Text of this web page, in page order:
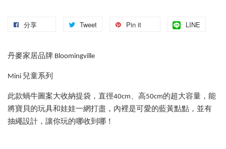
分享 Tweet Pin it LINE
丹麥家居品牌 Bloomingville
Mini 兒童系列
此款蝸牛圖案大收納提袋，直徑40cm、高50cm的超大容量，能
將寶貝的玩具和娃娃一網打盡，內裡是可愛的藍黃點點，並有
抽繩設計，讓你玩的哪收到哪！